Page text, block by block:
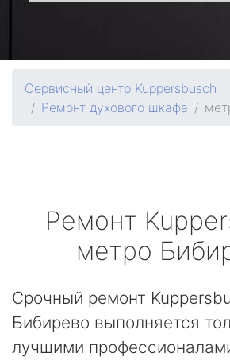
Сервисный центр Kuppersbusch
Ремонт духового шкафа
Ремонт
метро
Срочный ремонт
Бибирево выполняется
лучшими